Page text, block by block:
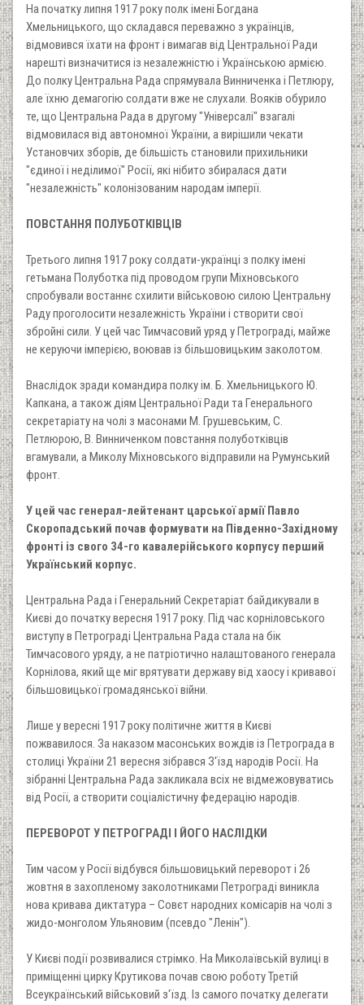
На початку липня 1917 року полк імені Богдана
Хмельницького, що складався переважно з українців,
відмовився їхати на фронт і вимагав від Центральної Ради
нарешті визначитися із незалежністю і Українською армією.
До полку Центральна Рада спрямувала Винниченка і Петлюру,
але їхню демагогію солдати вже не слухали. Вояків обурило
те, що Центральна Рада в другому "Універсалі" взагалі
відмовилася від автономної України, а вирішили чекати
Установчих зборів, де більшість становили прихильники
"єдиної і неділимої" Росії, які нібито збиралася дати
"незалежність" колонізованим народам імперії.
ПОВСТАННЯ ПОЛУБОТКІВЦІВ
Третього липня 1917 року солдати-українці з полку імені
гетьмана Полуботка під проводом групи Міхновського
спробували востаннє схилити військовою силою Центральну
Раду проголосити незалежність України і створити свої
збройні сили. У цей час Тимчасовий уряд у Петрограді, майже
не керуючи імперією, воював із більшовицьким заколотом.
Внаслідок зради командира полку ім. Б. Хмельницького Ю.
Капкана, а також діям Центральної Ради та Генерального
секретаріату на чолі з масонами М. Грушевським, С.
Петлюрою, В. Винниченком повстання полуботківців
вгамували, а Миколу Міхновського відправили на Румунський
фронт.
У цей час генерал-лейтенант царської армії Павло
Скоропадський почав формувати на Південно-Західному
фронті із свого 34-го кавалерійського корпусу перший
Український корпус.
Центральна Рада і Генеральний Секретаріат байдикували в
Києві до початку вересня 1917 року. Під час корніловського
виступу в Петрограді Центральна Рада стала на бік
Тимчасового уряду, а не патріотично налаштованого генерала
Корнілова, який ще міг врятувати державу від хаосу і кривавої
більшовицької громадянської війни.
Лише у вересні 1917 року політичне життя в Києві
пожвавилося. За наказом масонських вождів із Петрограда в
столиці України 21 вересня зібрався З'їзд народів Росії. На
зібранні Центральна Рада закликала всіх не відмежовуватись
від Росії, а створити соціалістичну федерацію народів.
ПЕРЕВОРОТ У ПЕТРОГРАДІ І ЙОГО НАСЛІДКИ
Тим часом у Росії відбувся більшовицький переворот і 26
жовтня в захопленому заколотниками Петрограді виникла
нова кривава диктатура – Совєт народних комісарів на чолі з
жидо-монголом Ульяновим (псевдо "Ленін").
У Києві події розвивалися стрімко. На Миколаївській вулиці в
приміщенні цирку Крутикова почав свою роботу Третій
Всеукраїнський військовий з'їзд. Із самого початку делегати